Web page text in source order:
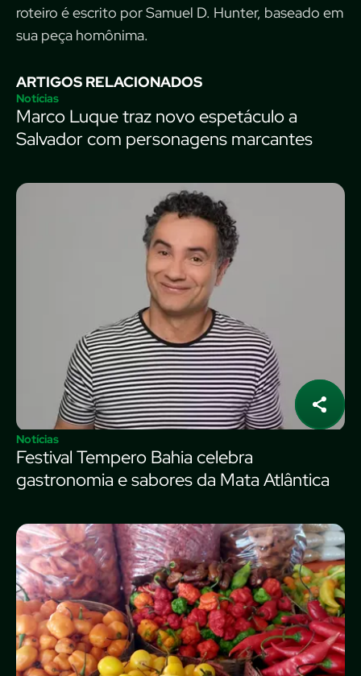
roteiro é escrito por Samuel D. Hunter, baseado em
sua peça homônima.
ARTIGOS RELACIONADOS
Notícias
Marco Luque traz novo espetáculo a
Salvador com personagens marcantes
Notícias
Festival Tempero Bahia celebra
gastronomia e sabores da Mata Atlântica